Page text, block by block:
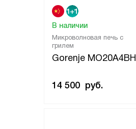
Микроволновая печь с
грилем
Gorenje MO20A4BH
В наличии
14 500 руб.